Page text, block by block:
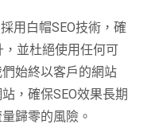
用白帽SEO技術，確
並杜絕使用任何可
始終以客戶的網站
，確保SEO效果長期
歸零的風險。